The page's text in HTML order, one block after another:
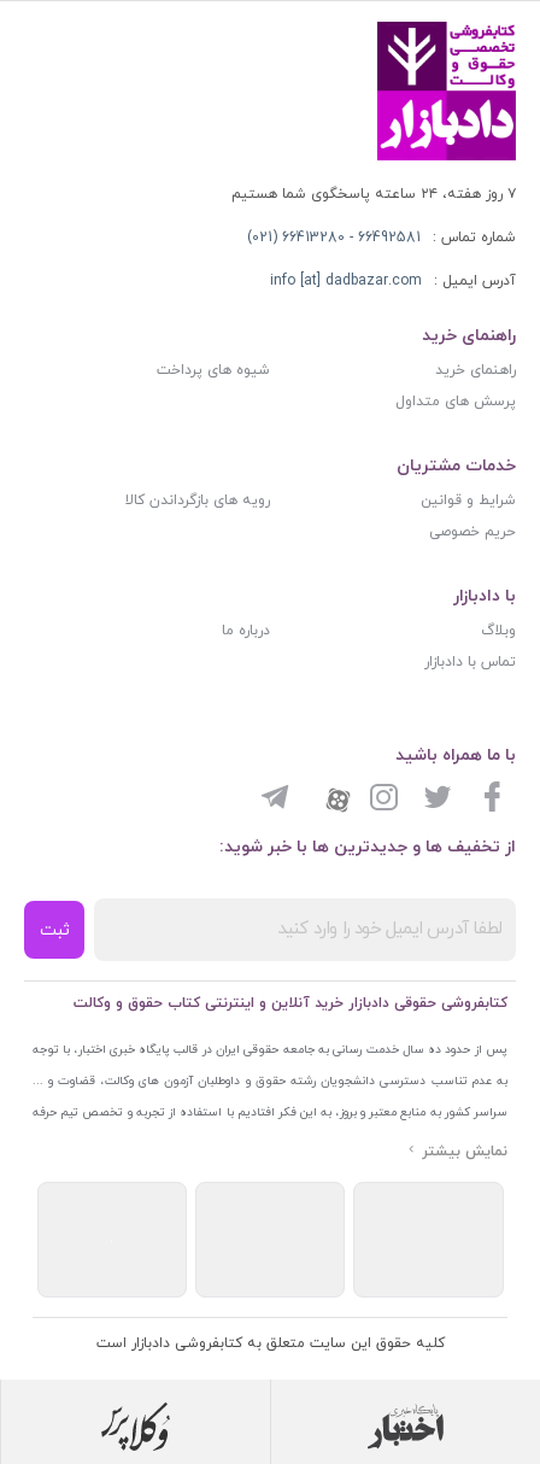
۷ روز هفته، ۲۴ ساعته پاسخگوی شما هستیم
شماره تماس : 66492581 - 66413280 (021)
آدرس ایمیل : info [at] dadbazar.com
راهنمای خرید
راهنمای خرید
شیوه های پرداخت
پرسش های متداول
خدمات مشتریان
شرایط و قوانین
رویه های بازگرداندن کالا
حریم خصوصی
با دادبازار
وبلاگ
درباره ما
تماس با دادبازار
از تخفیف ها و جدیدترین ها با خبر شوید:
ثبت
با ما همراه باشید
کتابفروشی حقوقی دادبازار خرید آنلاین و اینترنتی کتاب حقوق و وکالت
پس از حدود ده سال خدمت رسانی به جامعه حقوقی ایران در قالب پایگاه خبری اختبار، با توجه
به عدم تناسب دسترسی دانشجویان رشته حقوق و داوطلبان آزمون های وکالت، قضاوت و ...
سراسر کشور به منابع معتبر و بروز، به این فکر افتادیم با استفاده از تجربه و تخصص تیم حرفه
ای اختبار خدمتی جدید به جامعه حقوقی ایران ارائه کنیم. به این منظور با راه اندازی و تجهیز
اتحادیه ناشران و کتابفروشان تهران به منظور ارائه مطمئن ترین خدمات مجموعه بسیار کامل و
معتبری از کتاب های حقوقی را به علاقمندان عرضه کرده ایم. علاوه بر این با بهره گیری از فناوری
اندازی کردیم تا علاقمندان بتوانند با اطمینان کافی و به اتکای اعتبار این مجموعه قدیمی کتاب و
کلیه حقوق این سایت متعلق به کتابفروشی دادبازار است